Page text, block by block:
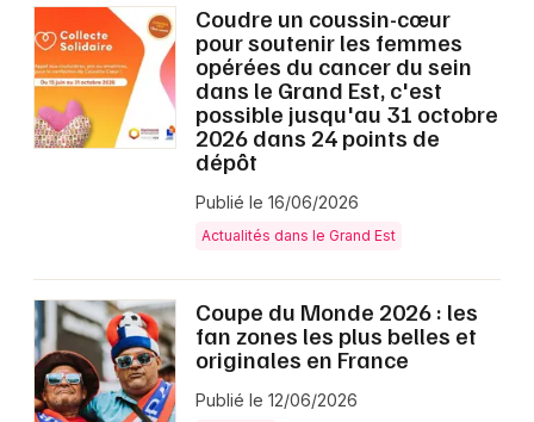
Coudre un coussin-cœur
pour soutenir les femmes
opérées du cancer du sein
dans le Grand Est, c'est
possible jusqu'au 31 octobre
2026 dans 24 points de
dépôt
Publié le 16/06/2026
Actualités dans le Grand Est
Coupe du Monde 2026 : les
fan zones les plus belles et
originales en France
Publié le 12/06/2026